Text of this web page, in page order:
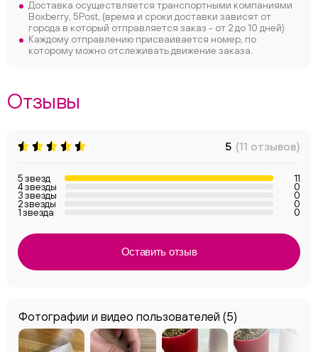
Доставка осуществляется транспортными компаниями
Boxberry, 5Post, (время и сроки доставки зависят от
города в который отправляется заказ - от 2 до 10 дней)
Каждому отправлению присваивается номер, по
которому можно отслеживать движение заказа.
Отзывы
Фотографии и видео пользователей (5)
5 (11 отзывов)
5 звезд 11
4 звезды 0
3 звезды 0
2 звезды 0
1 звезда 0
Оставить отзыв